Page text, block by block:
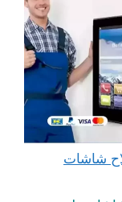
55880595 إصلاح شاشات